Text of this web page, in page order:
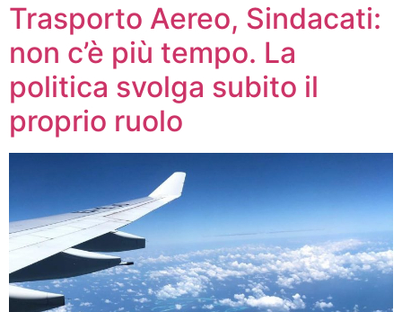
Trasporto Aereo, Sindacati:
non c’è più tempo. La
politica svolga subito il
proprio ruolo